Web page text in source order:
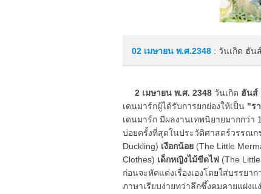
02 เมษายน พ.ศ.2348 : วันเกิด ฮัน
2 เมษายน พ.ศ. 2348 วันเกิด ฮันส์
เดนมาร์กผู้ได้รับการยกย่องให้เป็น "ร
เดนมาร์ก มีผลงานเทพนิยายมากกว่า
บ่อยครั้งที่สุดในประวัติศาสตร์วรรณ
Duckling) เงือกน้อย (The Little
Clothes) เด็กหญิงไม้ขีดไฟ (The
ก่อนจะหัดแต่งเรื่องเองโดยใส่บรรย
ภาษาเรียบง่ายทว่าลึกซึ้งคมคายแฝง